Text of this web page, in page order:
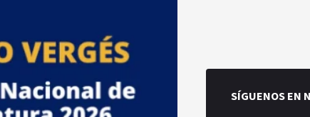
SÍGUENOS EN